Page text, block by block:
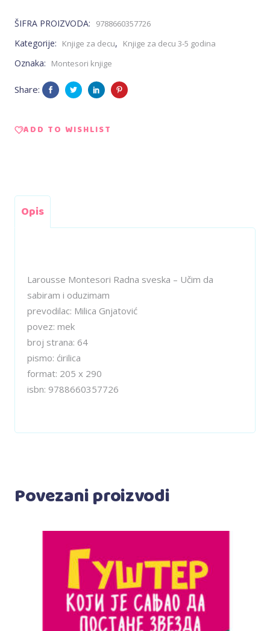
-
Učim
oduzimam
quantity
ŠIFRA PROIZVODA: 9788660357726
Kategorije: Knjige za decu, Knjige za decu 3-5 godina
Oznaka: Montesori knjige
Share:
ADD TO WISHLIST
Opis
Larousse Montesori Radna sveska – Učim da
sabiram i oduzimam
prevodilac: Milica Gnjatović
povez: mek
broj strana: 64
pismo: ćirilica
format: 205 x 290
isbn: 9788660357726
Povezani proizvodi